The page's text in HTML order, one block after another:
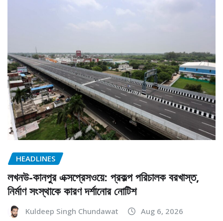
HEADLINES
লখনউ-কানপুর এক্সপ্রেসওয়ে: প্রকল্প পরিচালক বরখাস্ত,
নির্মাণ সংস্থাকে কারণ দর্শানোর নোটিশ
Kuldeep Singh Chundawat Aug 6, 2026